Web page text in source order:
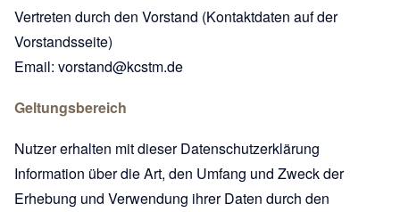
Vertreten durch den Vorstand (Kontaktdaten auf der
Vorstandsseite)
Email: vorstand@kcstm.de
Geltungsbereich
Nutzer erhalten mit dieser Datenschutzerklärung
Information über die Art, den Umfang und Zweck der
Erhebung und Verwendung ihrer Daten durch den